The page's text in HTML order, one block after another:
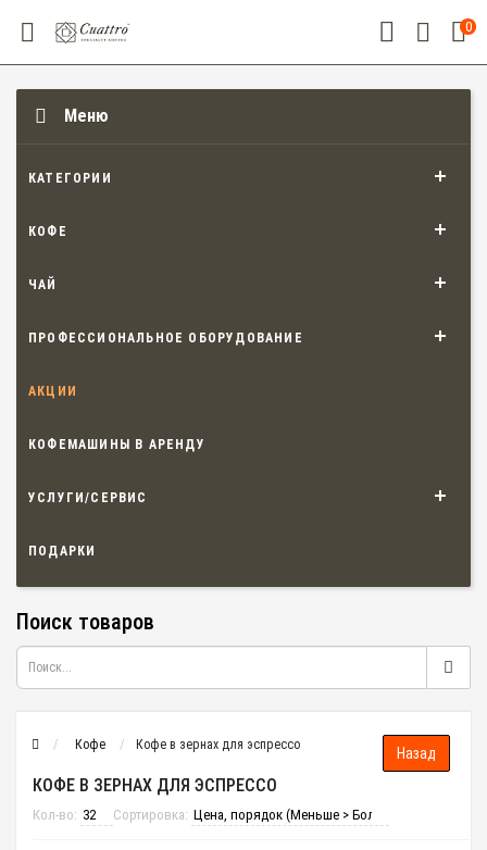
0
Меню
КАТЕГОРИИ
КОФЕ
ЧАЙ
ПРОФЕССИОНАЛЬНОЕ ОБОРУДОВАНИЕ
АКЦИИ
КОФЕМАШИНЫ В АРЕНДУ
УСЛУГИ/СЕРВИС
ПОДАРКИ
Поиск товаров
Кофе Кофе в зернах для эспрессо
КОФЕ В ЗЕРНАХ ДЛЯ ЭСПРЕССО
Кол-во: Сортировка: